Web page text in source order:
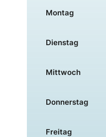
Montag
Dienstag
Mittwoch
Donnerstag
Freitag